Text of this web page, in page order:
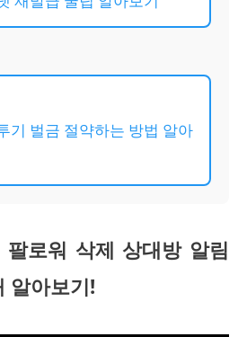
기 벌금 절약하는 방법 알아
로워 삭제 상대방 알림
알아보기!